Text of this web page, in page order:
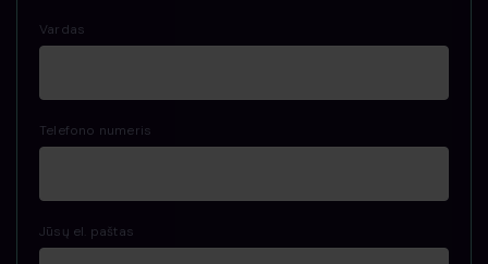
Vardas
Telefono numeris
Jūsų el. paštas